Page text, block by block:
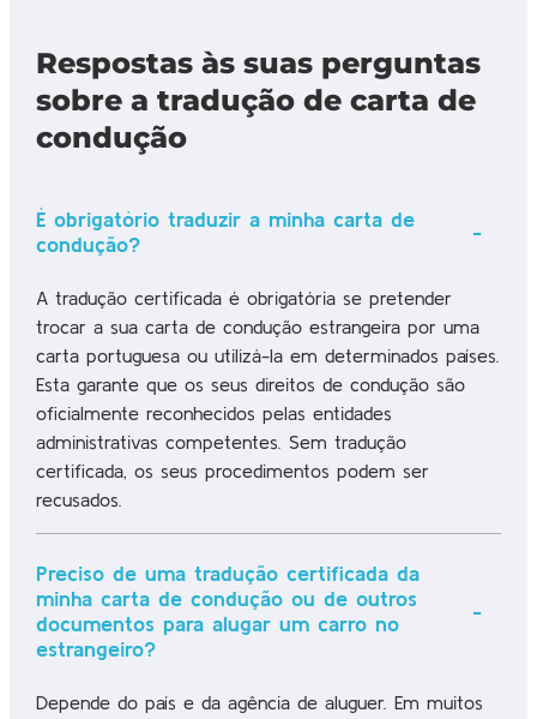
Respostas às suas perguntas
sobre a tradução de carta de
condução
É obrigatório traduzir a minha carta de
condução?
A tradução certificada é obrigatória se pretender
trocar a sua carta de condução estrangeira por uma
carta portuguesa ou utilizá-la em determinados países.
Esta garante que os seus direitos de condução são
oficialmente reconhecidos pelas entidades
administrativas competentes. Sem tradução
certificada, os seus procedimentos podem ser
recusados.
Preciso de uma tradução certificada da
minha carta de condução ou de outros
documentos para alugar um carro no
estrangeiro?
Depende do país e da agência de aluguer. Em muitos